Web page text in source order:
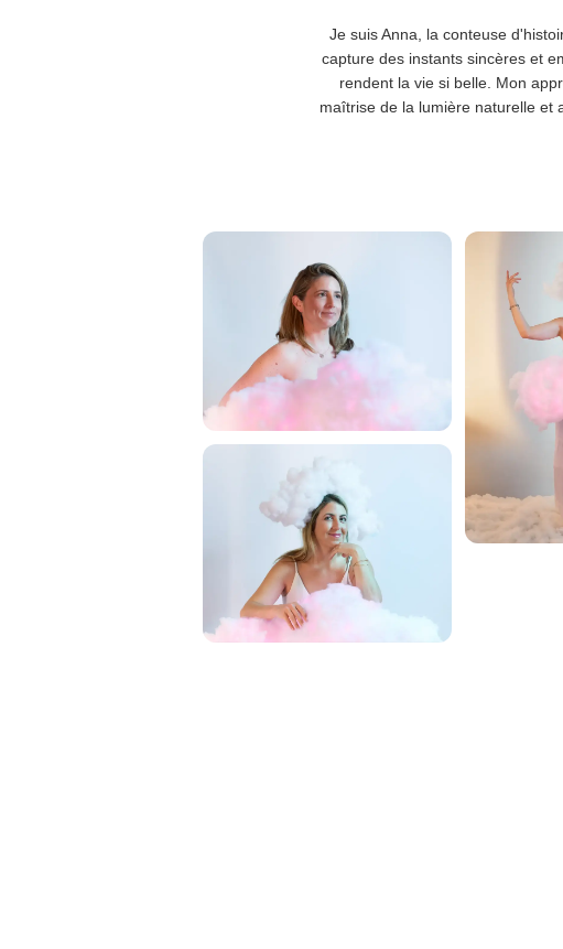
Je suis Anna, la conteuse
capture des instants sincères et
rendent la vie si belle. Mon
maîtrise de la lumière naturelle et